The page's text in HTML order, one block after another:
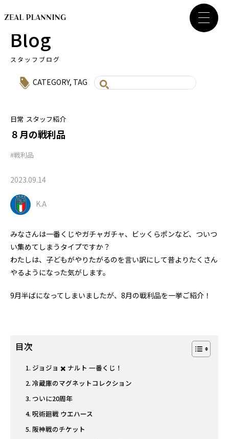
Blog
スタッフブログ
CATEGORY, TAG
日常 スタッフ紹介
８月の戦利品
#戦利品
2023.09.14
K.A
みなさんは一番くじやガチャガチャ、ビッくらポンなど、ついつ
い集めてしまうタイプですか？
わたしは、子どもがやりたがるのを言い訳にして昔よりたくさん
やるようになった気がします。
9月半ばになってしまいましたが、8月の戦利品を一挙ご紹介！
目次
ジョジョ ✖️ ナルト 一番くじ！
冷蔵庫のマグネットコレクション
ついに20周年
呪術廻戦 ウエハース
阪神戦のチケット